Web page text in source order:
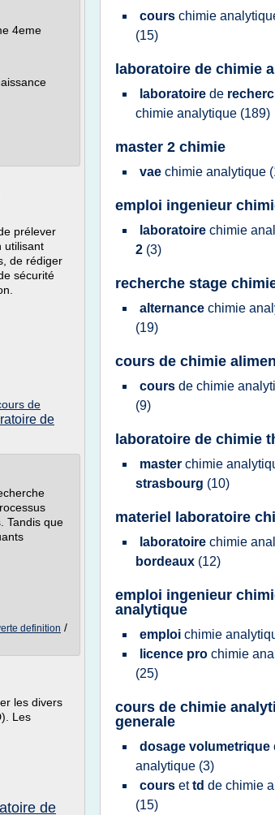
4eme
prélever
utilisant
de rédiger
sécurité
de
de
Tandis que
definition /
les divers
Les
de
cours chimie
(15)
laboratoire de chimie
laboratoire de
chimie analytique (189)
master 2 chimie
vae chimie analytique
emploi ingenieur
laboratoire chimie
2 (3)
recherche stage
alternance chimie
(19)
cours de chimie
cours de chimie
(9)
laboratoire de chimie
master chimie
strasbourg (10)
materiel laboratoire
laboratoire chimie
bordeaux (12)
emploi ingenieur
analytique
emploi chimie
licence pro chimie
(25)
cours de chimie
generale
dosage volumetrique
analytique (3)
cours ettd de chimie
(15)